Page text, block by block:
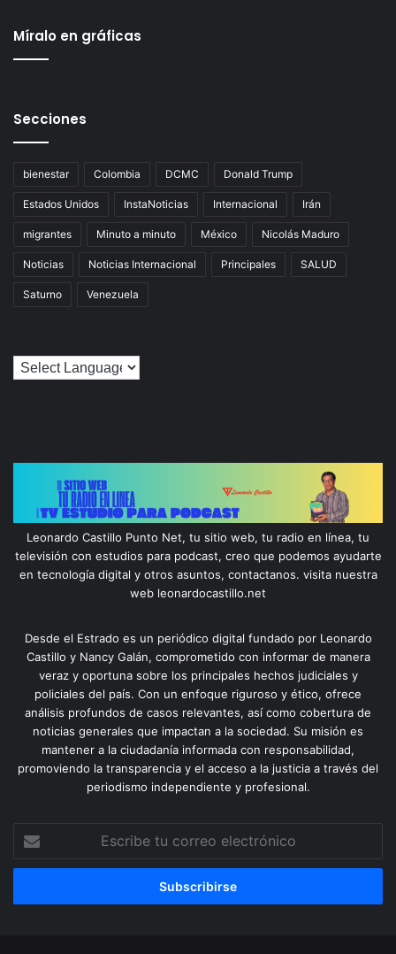
Míralo en gráficas
Secciones
bienestar Colombia DCMC Donald Trump
Estados Unidos InstaNoticias Internacional Irán
migrantes Minuto a minuto México Nicolás Maduro
Noticias Noticias Internacional Principales SALUD
Saturno Venezuela
Leonardo Castillo Punto Net, tu sitio web, tu radio en línea, tu
televisión con estudios para podcast, creo que podemos ayudarte
en tecnología digital y otros asuntos, contactanos. visita nuestra
web leonardocastillo.net
Desde el Estrado es un periódico digital fundado por Leonardo
Castillo y Nancy Galán, comprometido con informar de manera
veraz y oportuna sobre los principales hechos judiciales y
policiales del país. Con un enfoque riguroso y ético, ofrece
análisis profundos de casos relevantes, así como cobertura de
noticias generales que impactan a la sociedad. Su misión es
mantener a la ciudadanía informada con responsabilidad,
promoviendo la transparencia y el acceso a la justicia a través del
periodismo independiente y profesional.
correo